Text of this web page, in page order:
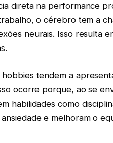
direta na performance
o cérebro tem a
neurais. Isso resulta
tendem a
ocorre porque, ao se
habilidades como
e melhoram o